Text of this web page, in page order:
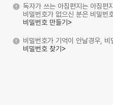
독자가 쓰는 아침편지는 아침편
비밀번호가 없으신 분은 비밀번
비밀번호 만들기>
비밀번호가 기억이 안날경우,
비밀번호 찾기>